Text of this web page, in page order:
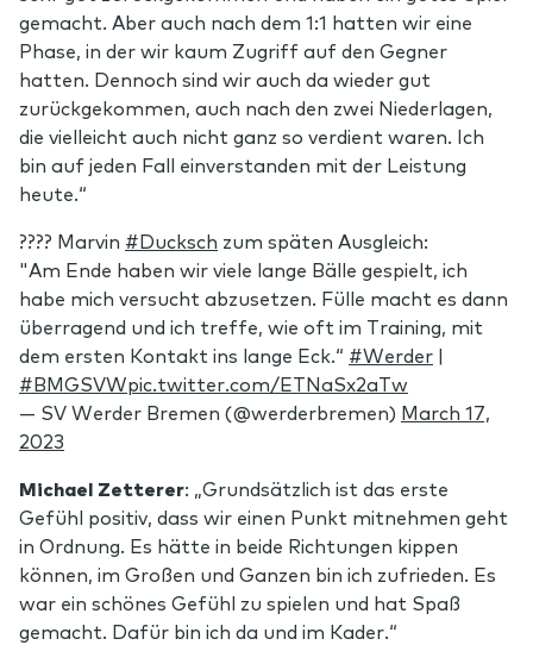
gemacht. Aber auch nach dem 1:1 hatten wir eine
Phase, in der wir kaum Zugriff auf den Gegner
hatten. Dennoch sind wir auch da wieder gut
zurückgekommen, auch nach den zwei Niederlagen,
die vielleicht auch nicht ganz so verdient waren. Ich
bin auf jeden Fall einverstanden mit der Leistung
heute.“
????️ Marvin #Ducksch zum späten Ausgleich:
"Am Ende haben wir viele lange Bälle gespielt, ich
habe mich versucht abzusetzen. Fülle macht es dann
überragend und ich treffe, wie oft im Training, mit
dem ersten Kontakt ins lange Eck.“ #Werder |
#BMGSVWpic.twitter.com/ETNaSx2aTw
— SV Werder Bremen (@werderbremen) March 17,
2023
Michael Zetterer: „Grundsätzlich ist das erste
Gefühl positiv, dass wir einen Punkt mitnehmen geht
in Ordnung. Es hätte in beide Richtungen kippen
können, im Großen und Ganzen bin ich zufrieden. Es
war ein schönes Gefühl zu spielen und hat Spaß
gemacht. Dafür bin ich da und im Kader.“